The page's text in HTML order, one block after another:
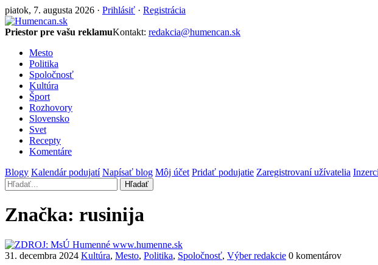
piatok, 7. augusta 2026 · Prihlásiť · Registrácia
Priestor pre vašu reklamuKontakt: redakcia@humencan.sk
Mesto
Politika
Spoločnosť
Kultúra
Šport
Rozhovory
Slovensko
Svet
Recepty
Komentáre
Blogy Kalendár podujatí Napísať blog Môj účet Pridať podujatie Zaregistrovaní užívatelia
Hľadať
Značka: rusinija
31. decembra 2024 Kultúra, Mesto, Politika, Spoločnosť, Výber redakcie 0 komentárov